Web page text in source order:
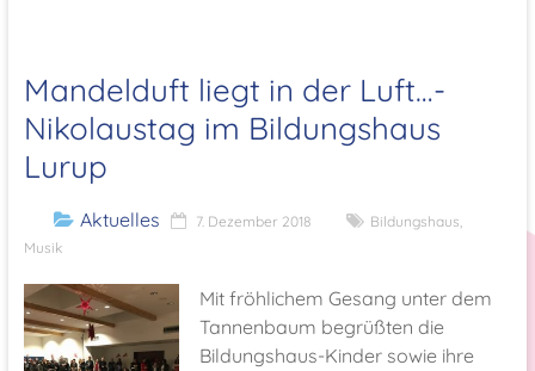
Mandelduft liegt in der Luft…-
Nikolaustag im Bildungshaus
Lurup
Aktuelles 7. Dezember 2018 Bildungshaus,
Musik
Mit fröhlichem Gesang unter dem
Tannenbaum begrüßten die
Bildungshaus-Kinder sowie ihre